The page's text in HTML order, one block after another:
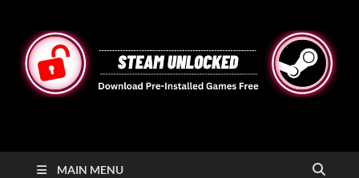
STEAMUNLOCKED
MAIN MENU